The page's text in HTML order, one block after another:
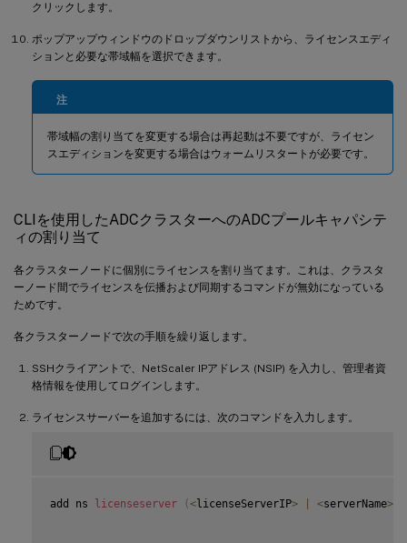
クリックします。
ポップアップウィンドウのドロップダウンリストから、ライセンスエディ
ションと必要な帯域幅を選択できます。
注
帯域幅の割り当てを変更する場合は再起動は不要ですが、ライセン
スエディションを変更する場合はウォームリスタートが必要です。
CLIを使用したADCクラスターへのADCプールキャパシテ
ィの割り当て
各クラスターノードに個別にライセンスを割り当てます。これは、クラスタ
ーノード間でライセンスを伝播および同期するコマンドが無効になっている
ためです。
各クラスターノードで次の手順を繰り返します。
SSHクライアントで、NetScaler IPアドレス (NSIP) を入力し、管理者資
格情報を使用してログインします。
ライセンスサーバーを追加するには、次のコマンドを入力します。
add ns licenseserver <licenseServerIP> <serverName>